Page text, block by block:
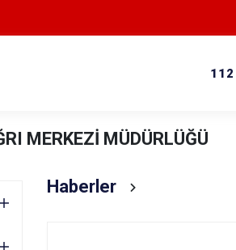
MERKEZİ MÜDÜRLÜĞÜ
Haberler